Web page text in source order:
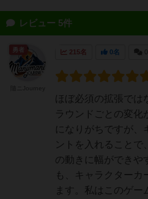
レビュー 5件
215名 0名
ほぼ必須の拡張では
ラウンドごとの変
になりがちですが、
ントを入れることで
の動きに幅ができや
も、キャラクター
ます。私はこのゲー
勇者